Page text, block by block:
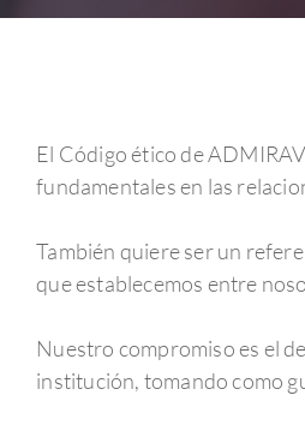
El Código ético de
fundamentales en las
También quiere ser un
que establecemos entre
Nuestro compromiso es el
institución, tomando como